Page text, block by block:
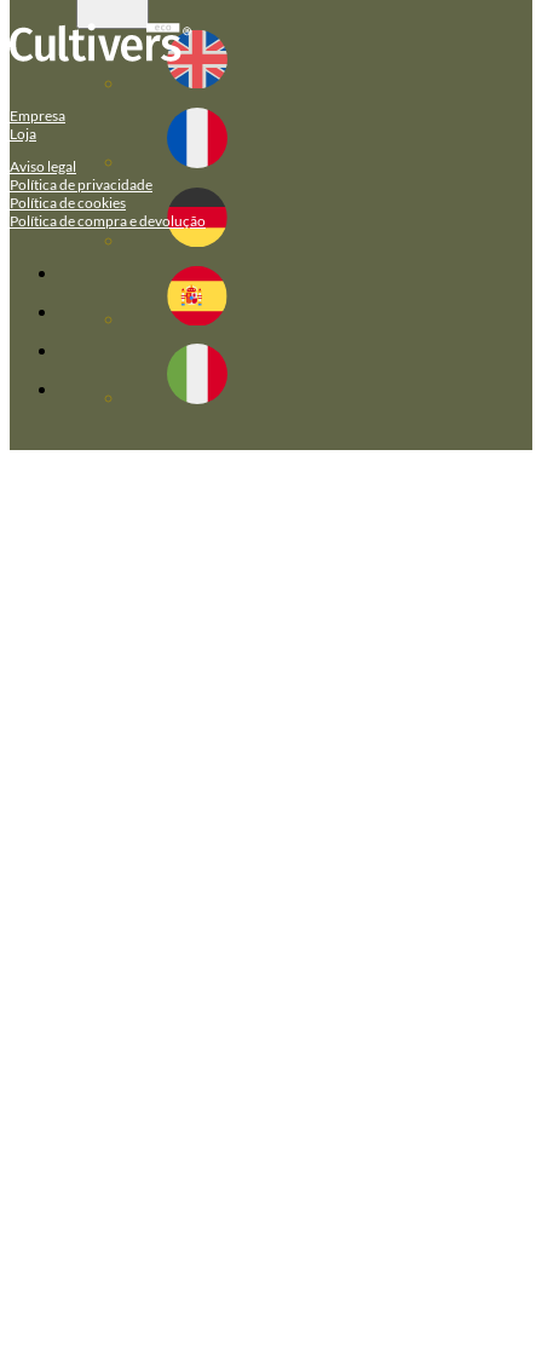
Empresa
Loja
Aviso legal
Política de privacidade
Política de cookies
Política de compra e devolução